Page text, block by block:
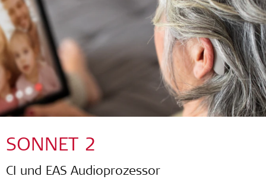
SONNET 2
CI und EAS Audioprozessor